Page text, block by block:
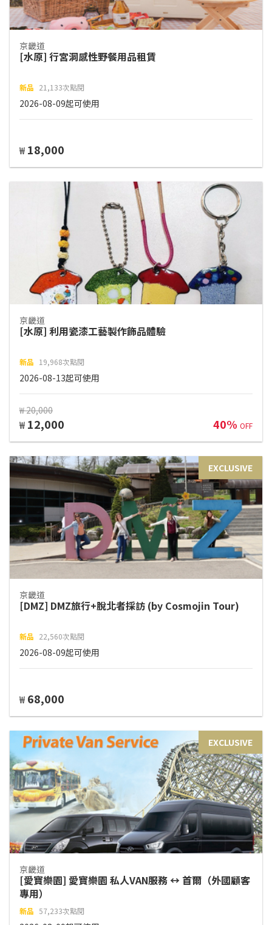
京畿道
[水原] 行宮洞感性野餐用品租賃
新品 21,133次點閱
2026-08-09起可使用
₩ 18,000
京畿道
[水原] 利用瓷漆工藝製作飾品體驗
新品 19,968次點閱
2026-08-13起可使用
₩ 20,000
₩ 12,000 40% OFF
EXCLUSIVE
京畿道
[DMZ] DMZ旅行+脫北者採訪 (by Cosmojin Tour)
新品 22,560次點閱
2026-08-09起可使用
₩ 68,000
EXCLUSIVE
京畿道
[愛寶樂園] 愛寶樂園 私人VAN服務 ↔ 首爾（外國顧客
專用）
新品 57,233次點閱